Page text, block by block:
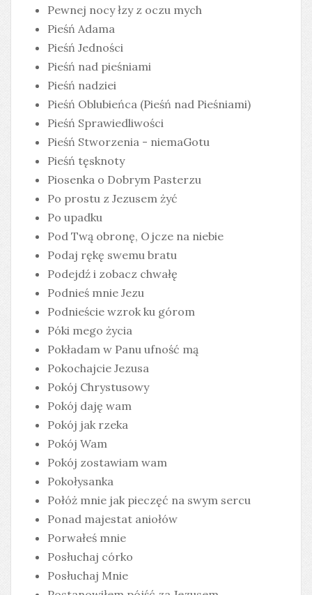
Pewnej nocy łzy z oczu mych
Pieśń Adama
Pieśń Jedności
Pieśń nad pieśniami
Pieśń nadziei
Pieśń Oblubieńca (Pieśń nad Pieśniami)
Pieśń Sprawiedliwości
Pieśń Stworzenia - niemaGotu
Pieśń tęsknoty
Piosenka o Dobrym Pasterzu
Po prostu z Jezusem żyć
Po upadku
Pod Twą obronę, Ojcze na niebie
Podaj rękę swemu bratu
Podejdź i zobacz chwałę
Podnieś mnie Jezu
Podnieście wzrok ku górom
Póki mego życia
Pokładam w Panu ufność mą
Pokochajcie Jezusa
Pokój Chrystusowy
Pokój daję wam
Pokój jak rzeka
Pokój Wam
Pokój zostawiam wam
Pokołysanka
Połóż mnie jak pieczęć na swym sercu
Ponad majestat aniołów
Porwałeś mnie
Posłuchaj córko
Posłuchaj Mnie